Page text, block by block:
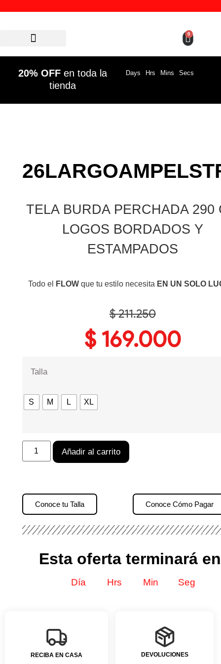
0
20% OFF en toda la
tienda
Days Hrs Mins Secs
TELA BURDA PERCHADA 290
LOGOS BORDADOS Y
ESTAMPADOS
Todo el FLOW que tu estilo necesita EN UN SOLO
$211.250
$169.000
Talla
S M L XL
Añadir al carrito
Conoce tu Talla Conoce Cómo Pagar
Esta oferta terminará
Día Hrs Min Seg
RECIBA EN CASA DEVOLUCIONES